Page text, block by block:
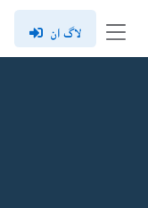
لاگ ان